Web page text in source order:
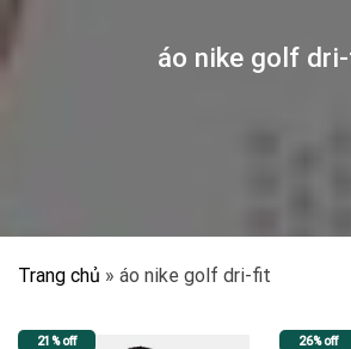
áo nike golf
Trang chủ » áo nike golf dri-fit
21% off 26% off